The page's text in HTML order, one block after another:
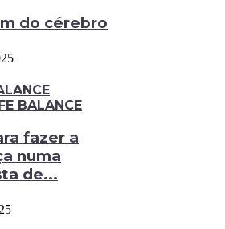
do cérebro
BALANCE
fazer a
numa
de...